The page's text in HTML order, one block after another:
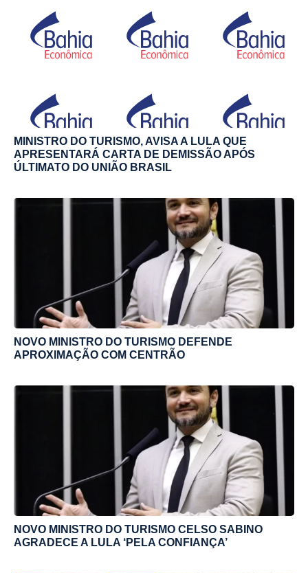
MINISTRO DO TURISMO, AVISA A LULA QUE
APRESENTARÁ CARTA DE DEMISSÃO APÓS
ÚLTIMATO DO UNIÃO BRASIL
NOVO MINISTRO DO TURISMO DEFENDE
APROXIMAÇÃO COM CENTRÃO
NOVO MINISTRO DO TURISMO CELSO SABINO
AGRADECE A LULA ‘PELA CONFIANÇA’